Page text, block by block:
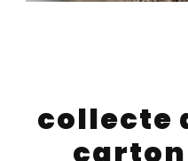
collecte
carton